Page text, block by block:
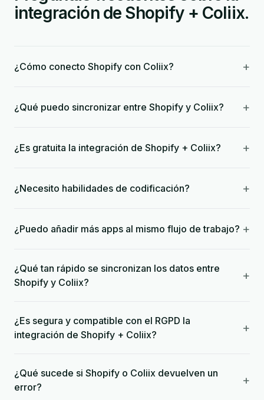
integración de Shopify + Coliix.
¿Cómo conecto Shopify con Coliix? +
¿Qué puedo sincronizar entre Shopify y Coliix? +
¿Es gratuita la integración de Shopify + Coliix? +
¿Necesito habilidades de codificación? +
¿Puedo añadir más apps al mismo flujo de trabajo? +
¿Qué tan rápido se sincronizan los datos entre
Shopify y Coliix?
+
¿Es segura y compatible con el RGPD la
integración de Shopify + Coliix?
+
¿Qué sucede si Shopify o Coliix devuelven un
error?
+